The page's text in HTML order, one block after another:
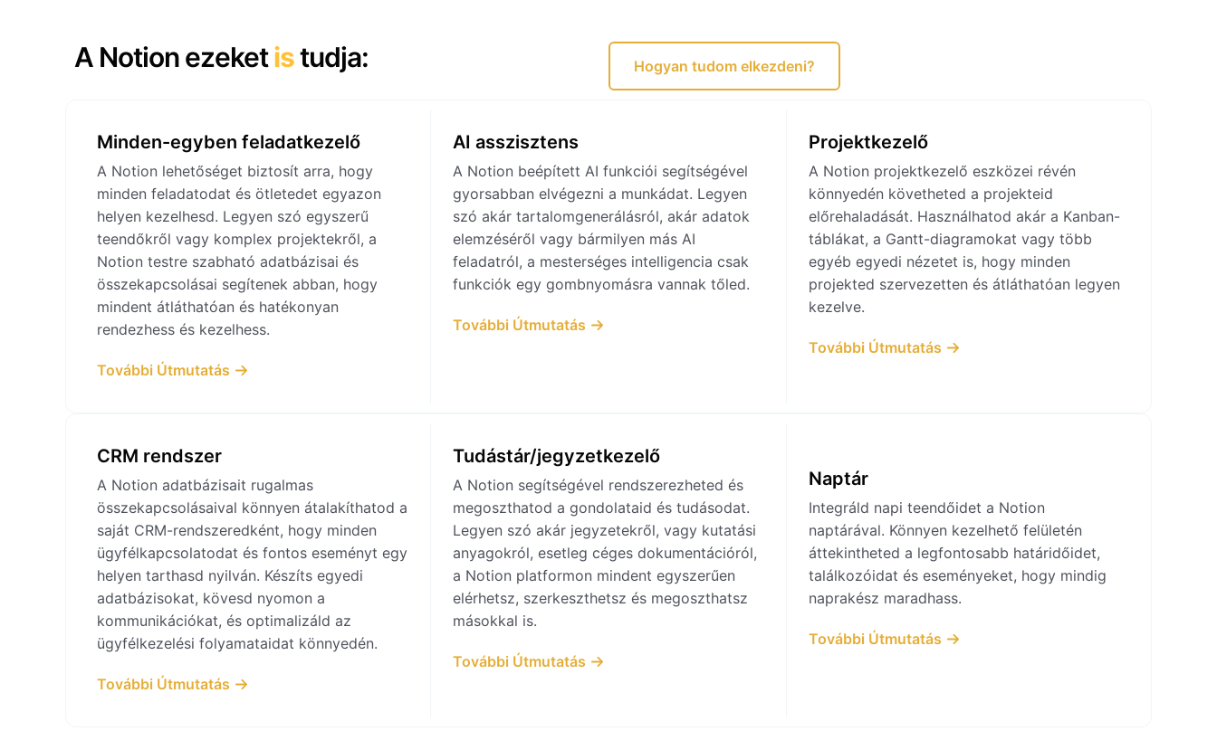
A Notion ezeketistudja: Hogyan tudom elkezdeni?
Minden-egyben feladatkezelő
A Notion lehetőséget biztosít arra, hogy
minden feladatodat és ötletedet egyazon
helyen kezelhesd. Legyen szó egyszerű
teendőkről vagy komplex projektekről, a
Notion testre szabható adatbázisai és
összekapcsolásai segítenek abban, hogy
mindent átláthatóan és hatékonyan
rendezhess és kezelhess.
További Útmutatás
AI asszisztens
A Notion beépített AI funkciói segítségével
gyorsabban elvégezni a munkádat. Legyen
szó akár tartalomgenerálásról, akár adatok
elemzéséről vagy bármilyen más AI
feladatról, a mesterséges intelligencia csak
funkciók egy gombnyomásra vannak tőled.
További Útmutatás
Projektkezelő
A Notion projektkezelő eszközei révén
könnyedén követheted a projekteid
előrehaladását. Használhatod akár a Kanban-
táblákat, a Gantt-diagramokat vagy több
egyéb egyedi nézetet is, hogy minden
projekted szervezetten és átláthatóan legyen
kezelve.
További Útmutatás
CRM rendszer
A Notion adatbázisait rugalmas
összekapcsolásaival könnyen átalakíthatod a
saját CRM-rendszeredként, hogy minden
ügyfélkapcsolatodat és fontos eseményt egy
helyen tarthasd nyilván. Készíts egyedi
adatbázisokat, kövesd nyomon a
kommunikációkat, és optimalizáld az
ügyfélkezelési folyamataidat könnyedén.
További Útmutatás
Tudástár/jegyzetkezelő
A Notion segítségével rendszerezheted és
megoszthatod a gondolataid és tudásodat.
Legyen szó akár jegyzetekről, vagy kutatási
anyagokról, esetleg céges dokumentációról,
a Notion platformon mindent egyszerűen
elérhetsz, szerkeszthetsz és megoszthatsz
másokkal is.
További Útmutatás
Naptár
Integráld napi teendőidet a Notion
naptárával. Könnyen kezelhető felületén
áttekintheted a legfontosabb határidőidet,
találkozóidat és eseményeket, hogy mindig
naprakész maradhass.
További Útmutatás